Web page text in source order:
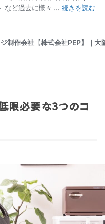
限必要な3つのコ